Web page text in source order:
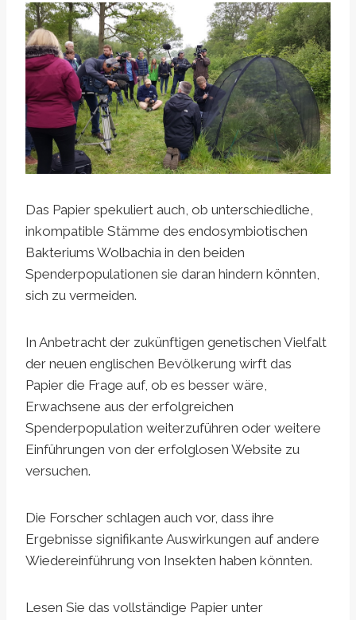
Das Papier spekuliert auch, ob unterschiedliche,
inkompatible Stämme des endosymbiotischen
Bakteriums Wolbachia in den beiden
Spenderpopulationen sie daran hindern könnten,
sich zu vermeiden.
In Anbetracht der zukünftigen genetischen Vielfalt
der neuen englischen Bevölkerung wirft das
Papier die Frage auf, ob es besser wäre,
Erwachsene aus der erfolgreichen
Spenderpopulation weiterzuführen oder weitere
Einführungen von der erfolglosen Website zu
versuchen.
Die Forscher schlagen auch vor, dass ihre
Ergebnisse signifikante Auswirkungen auf andere
Wiedereinführung von Insekten haben könnten.
Lesen Sie das vollständige Papier unter